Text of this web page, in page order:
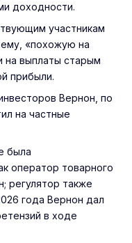
доходности.
участникам
«похожую на
выплаты старым
прибыли.
Вернон, по
на частные
была
оператор товарного
регулятор также
года Вернон дал
в ходе